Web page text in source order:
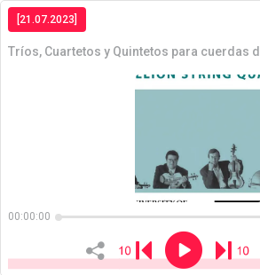
[21.07.2023]
Tríos, Cuartetos y Quintetos para cuerdas
00:00:00